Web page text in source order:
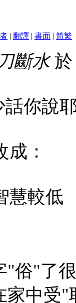
| 翻譯 | 書面 | 简繁
斷水於
話你說
：
慧較低
"俗"了
家中受"